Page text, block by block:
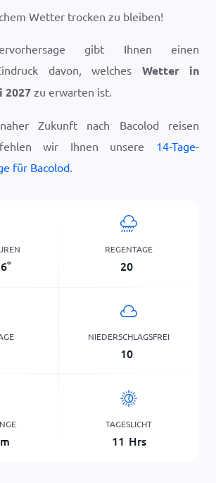
Wetter trocken zu bleiben!
gibt Ihnen einen
davon, welches Wetter in
2027zu erwarten ist.
Zukunft nach Bacolod reisen
wir Ihnen unsere 14-Tage-
für Bacolod.
°
REGENTAGE
20
NIEDERSCHLAGSFREI
10
TAGESLICHT
11 Hrs